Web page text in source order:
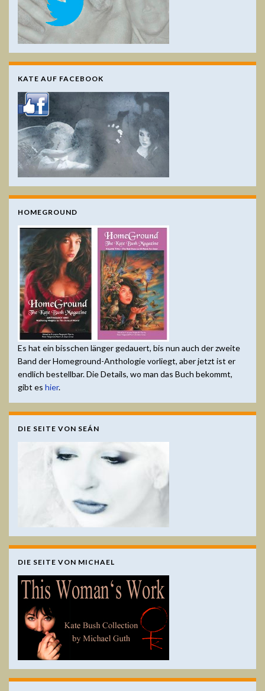
KATE AUF FACEBOOK
HOMEGROUND
Es hat ein bisschen länger gedauert, bis nun auch der zweite
Band der Homeground-Anthologie vorliegt, aber jetzt ist er
endlich bestellbar. Die Details, wo man das Buch bekommt,
gibt es hier.
DIE SEITE VON SEÁN
DIE SEITE VON MICHAEL